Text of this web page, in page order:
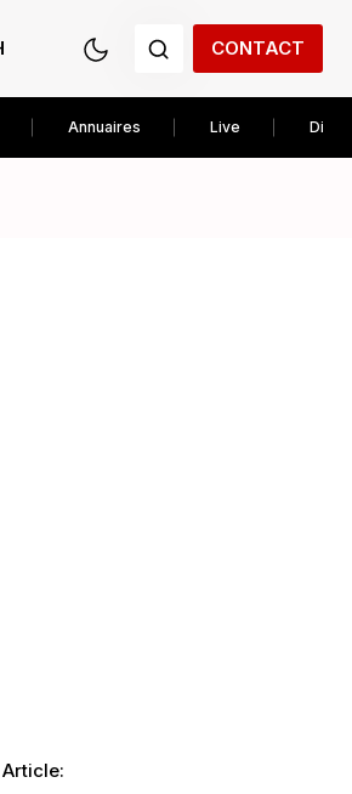
CONTACT
Annuaires Live